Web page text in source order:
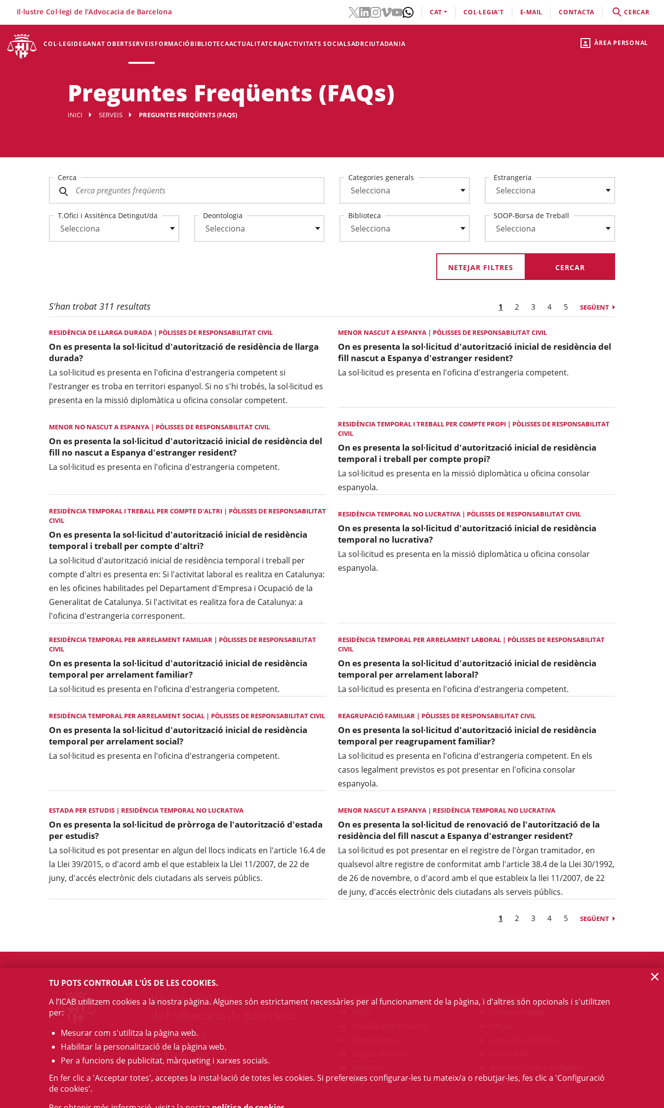
ÀREA PERSONAL
COL·LEGIDEGANAT OBERTSERVEISFORMACIÓBIBLIOTECAACTUALITATCRAJACTIVITATS SOCIALSADRCIUTADANIA
Il·lustre Col·legi de l'Advocacia de Barcelona CAT COL·LEGIA'T E-MAIL CONTACTA CERCAR
Preguntes Freqüents (FAQs)
INICI SERVEIS PREGUNTES FREQÜENTS (FAQS)
Cerca Categories generals Estrangeria
T.Ofici i Assitènca Detingut/da Deontologia Biblioteca SOOP-Borsa de Treball
NETEJAR FILTRES
S'han trobat 311 resultats 1 2 3 4 5 SEGÜENT
RESIDÈNCIA DE LLARGA DURADA | PÒLISSES DE RESPONSABILITAT CIVIL
On es presenta la sol·licitud d'autorització de residència de llarga
durada?
La sol·licitud es presenta en l'oficina d'estrangeria competent si
l'estranger es troba en territori espanyol. Si no s'hi trobés, la sol·licitud es
presenta en la missió diplomàtica u oficina consolar competent.
MENOR NASCUT A ESPANYA | PÒLISSES DE RESPONSABILITAT CIVIL
On es presenta la sol·licitud d'autorització inicial de residència del
fill nascut a Espanya d'estranger resident?
La sol·licitud es presenta en l'oficina d'estrangeria competent.
MENOR NO NASCUT A ESPANYA | PÒLISSES DE RESPONSABILITAT CIVIL
On es presenta la sol·licitud d'autorització inicial de residència del
fill no nascut a Espanya d'estranger resident?
La sol·licitud es presenta en l'oficina d'estrangeria competent.
RESIDÈNCIA TEMPORAL I TREBALL PER COMPTE PROPI | PÒLISSES DE RESPONSABILITAT
CIVIL
On es presenta la sol·licitud d'autorització inicial de residència
temporal i treball per compte propi?
La sol·licitud es presenta en la missió diplomàtica u oficina consolar
espanyola.
RESIDÈNCIA TEMPORAL I TREBALL PER COMPTE D'ALTRI | PÒLISSES DE RESPONSABILITAT
CIVIL
On es presenta la sol·licitud d'autorització inicial de residència
temporal i treball per compte d'altri?
La sol·licitud d'autorització inicial de residència temporal i treball per
compte d'altri es presenta en: Si l'activitat laboral es realitza en Catalunya:
en les oficines habilitades pel Departament d'Empresa i Ocupació de la
Generalitat de Catalunya. Si l'activitat es realitza fora de Catalunya: a
l'oficina d'estrangeria corresponent.
RESIDÈNCIA TEMPORAL NO LUCRATIVA | PÒLISSES DE RESPONSABILITAT CIVIL
On es presenta la sol·licitud d'autorització inicial de residència
temporal no lucrativa?
La sol·licitud es presenta en la missió diplomàtica u oficina consolar
espanyola.
RESIDÈNCIA TEMPORAL PER ARRELAMENT FAMILIAR | PÒLISSES DE RESPONSABILITAT
CIVIL
On es presenta la sol·licitud d'autorització inicial de residència
temporal per arrelament familiar?
La sol·licitud es presenta en l'oficina d'estrangeria competent.
RESIDÈNCIA TEMPORAL PER ARRELAMENT LABORAL | PÒLISSES DE RESPONSABILITAT
CIVIL
On es presenta la sol·licitud d'autorització inicial de residència
temporal per arrelament laboral?
La sol·licitud es presenta en l'oficina d'estrangeria competent.
RESIDÈNCIA TEMPORAL PER ARRELAMENT SOCIAL | PÒLISSES DE RESPONSABILITAT CIVIL
On es presenta la sol·licitud d'autorització inicial de residència
temporal per arrelament social?
La sol·licitud es presenta en l'oficina d'estrangeria competent.
REAGRUPACIÓ FAMILIAR | PÒLISSES DE RESPONSABILITAT CIVIL
On es presenta la sol·licitud d'autorització inicial de residència
temporal per reagrupament familiar?
La sol·licitud es presenta en l'oficina d'estrangeria competent. En els
casos legalment previstos es pot presentar en l'oficina consolar
espanyola.
ESTADA PER ESTUDIS | RESIDÈNCIA TEMPORAL NO LUCRATIVA
On es presenta la sol·licitud de pròrroga de l'autorització d'estada
per estudis?
La sol·licitud es pot presentar en algun del llocs indicats en l'article 16.4 de
la Llei 39/2015, o d'acord amb el que estableix la Llei 11/2007, de 22 de
juny, d'accés electrònic dels ciutadans als serveis públics.
MENOR NASCUT A ESPANYA | RESIDÈNCIA TEMPORAL NO LUCRATIVA
On es presenta la sol·licitud de renovació de l'autorització de la
residència del fill nascut a Espanya d'estranger resident?
La sol·licitud es pot presentar en el registre de l'òrgan tramitador, en
qualsevol altre registre de conformitat amb l'article 38.4 de la Llei 30/1992,
de 26 de novembre, o d'acord amb el que estableix la llei 11/2007, de 22
de juny, d'accés electrònic dels ciutadans als serveis públics.
1 2 3 4 5 SEGÜENT
Il·lustre Col·legi
c/ Mallorca, 283
08037 Barcelona
Tel. 934 961 880
Contacte
GAJ
Talent ICAB
catalana
TU POTS CONTROLAR L'ÚS DE LES COOKIES.
A l’ICAB utilitzem cookies a la nostra pàgina. Algunes són estrictament necessàries per al funcionament de la pàgina, i d'altres són opcionals i s'utilitzen
per:
Mesurar com s'utilitza la pàgina web.
Habilitar la personalització de la pàgina web.
Per a funcions de publicitat, màrqueting i xarxes socials.
En fer clic a 'Acceptar totes', acceptes la instal·lació de totes les cookies. Si prefereixes configurar-les tu mateix/a o rebutjar-les, fes clic a 'Configuració
de cookies'.
×